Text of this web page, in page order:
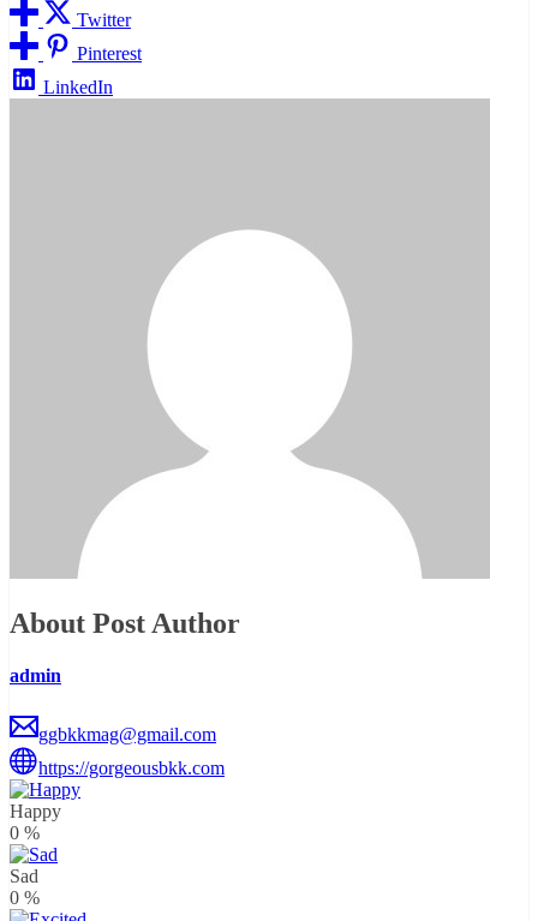
Twitter
Pinterest
LinkedIn
About Post Author
admin
ggbkkmag@gmail.com
https://gorgeousbkk.com
Happy
0 %
Sad
0 %